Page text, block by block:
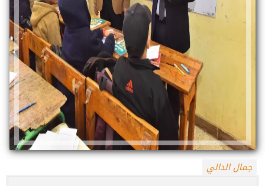
جمال الدالي